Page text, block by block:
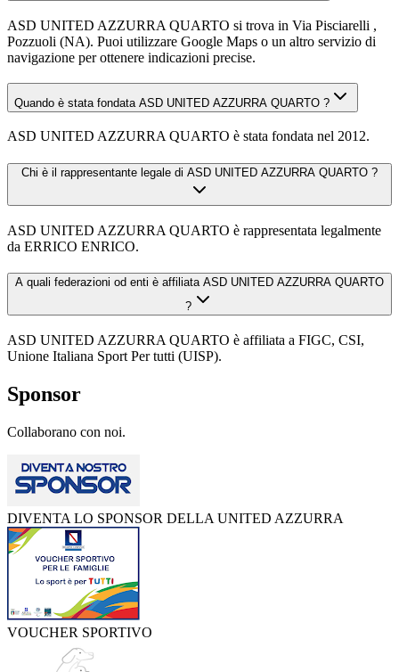
ASD UNITED AZZURRA QUARTO si trova in Via Pisciarelli ,
Pozzuoli (NA). Puoi utilizzare Google Maps o un altro servizio di
navigazione per ottenere indicazioni precise.
Quando è stata fondata ASD UNITED AZZURRA QUARTO ?
ASD UNITED AZZURRA QUARTO è stata fondata nel 2012.
Chi è il rappresentante legale di ASD UNITED AZZURRA QUARTO ?
ASD UNITED AZZURRA QUARTO è rappresentata legalmente
da ERRICO ENRICO.
A quali federazioni od enti è affiliata ASD UNITED AZZURRA QUARTO
?
ASD UNITED AZZURRA QUARTO è affiliata a FIGC, CSI,
Unione Italiana Sport Per tutti (UISP).
Sponsor
Collaborano con noi.
DIVENTA LO SPONSOR DELLA UNITED AZZURRA
VOUCHER SPORTIVO